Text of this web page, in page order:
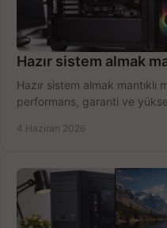
Hazır sistem almak
Hazır sistem almak mantıklı
performans, garanti ve
4 Haziran 2026